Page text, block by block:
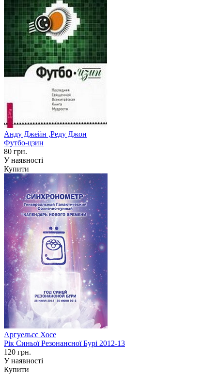
Анду Джейн ,Реду Джон
Футбо-цзин
80 грн.
У наявності
Купити
Аргуельєс Хосе
Рік Синьої Резонансної Бурі 2012-13
120 грн.
У наявності
Купити